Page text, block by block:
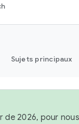
Sujets principaux
de 2026, pour